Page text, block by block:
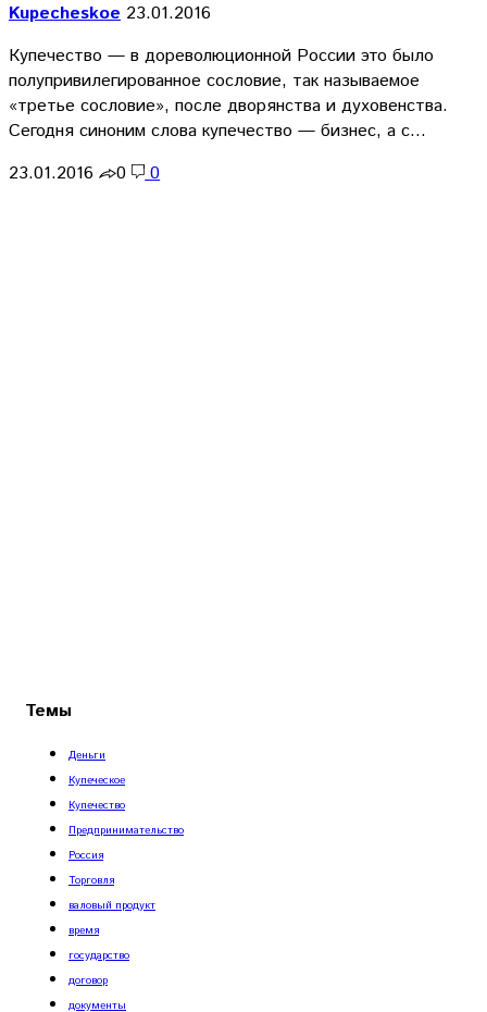
Kupecheskoe 23.01.2016
Купечество — в дореволюционной России это было
полупривилегированное сословие, так называемое
«третье сословие», после дворянства и духовенства.
Сегодня синоним слова купечество — бизнес, а с…
23.01.2016
0 0
Темы
Деньги
Купеческое
Купечество
Предпринимательство
Россия
Торговля
валовый продукт
время
государство
договор
документы